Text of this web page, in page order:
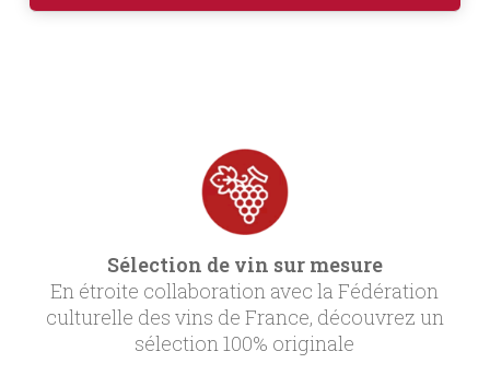
Sélection de vin sur mesure
En étroite collaboration avec la Fédération
culturelle des vins de France, découvrez un
sélection 100% originale